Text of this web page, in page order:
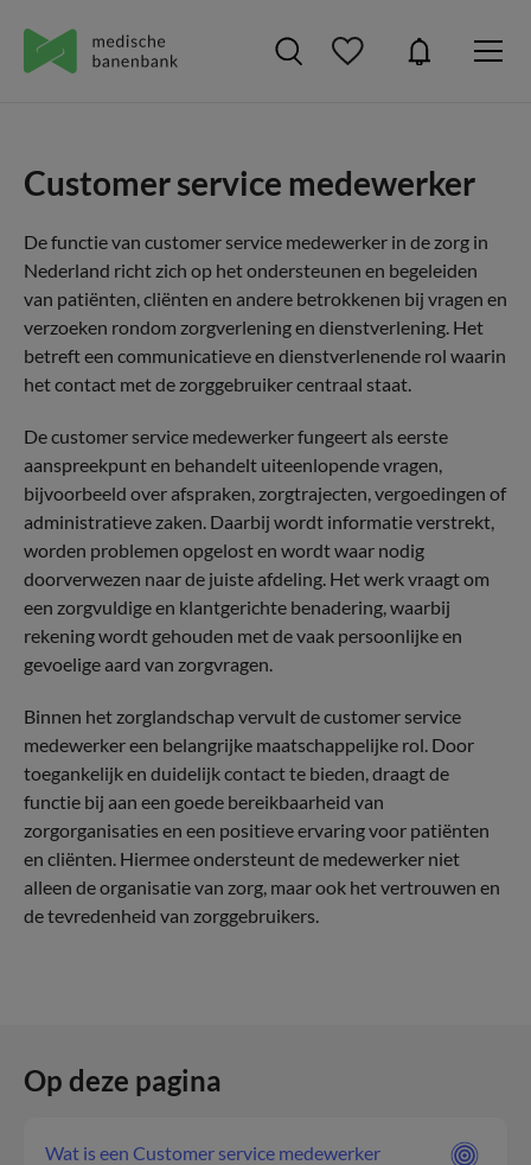
Customer service medewerker
De functie van customer service medewerker in de zorg in
Nederland richt zich op het ondersteunen en begeleiden
van patiënten, cliënten en andere betrokkenen bij vragen en
verzoeken rondom zorgverlening en dienstverlening. Het
betreft een communicatieve en dienstverlenende rol waarin
het contact met de zorggebruiker centraal staat.
De customer service medewerker fungeert als eerste
aanspreekpunt en behandelt uiteenlopende vragen,
bijvoorbeeld over afspraken, zorgtrajecten, vergoedingen of
administratieve zaken. Daarbij wordt informatie verstrekt,
worden problemen opgelost en wordt waar nodig
doorverwezen naar de juiste afdeling. Het werk vraagt om
een zorgvuldige en klantgerichte benadering, waarbij
rekening wordt gehouden met de vaak persoonlijke en
gevoelige aard van zorgvragen.
Binnen het zorglandschap vervult de customer service
medewerker een belangrijke maatschappelijke rol. Door
toegankelijk en duidelijk contact te bieden, draagt de
functie bij aan een goede bereikbaarheid van
zorgorganisaties en een positieve ervaring voor patiënten
en cliënten. Hiermee ondersteunt de medewerker niet
alleen de organisatie van zorg, maar ook het vertrouwen en
de tevredenheid van zorggebruikers.
Op deze pagina
Wat is een Customer service medewerker